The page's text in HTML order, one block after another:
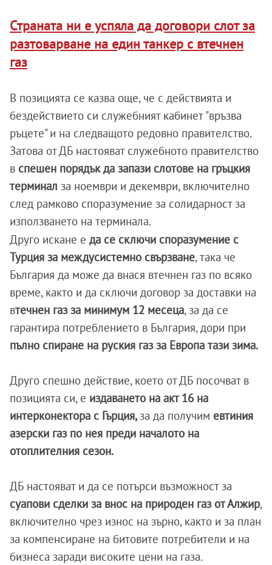
Страната ни е успяла да договори слот за
разтоварване на един танкер с втечнен
газ
В позицията се казва още, че с действията и
бездействието си служебният кабинет "връзва
ръцете" и на следващото редовно правителство.
Затова от ДБ настояват служебното правителство
в спешен порядък да запази слотове на гръцкия
терминал за ноември и декември, включително
след рамково споразумение за солидарност за
използването на терминала.
Друго искане е да се сключи споразумение с
Турция за междусистемно свързване, така че
България да може да внася втечнен газ по всяко
време, както и да сключи договор за доставки на
втечнен газ за минимум 12 месеца, за да се
гарантира потреблението в България, дори при
пълно спиране на руския газ за Европа тази зима.
Друго спешно действие, което от ДБ посочват в
позицията си, е издаването на акт 16 на
интерконектора с Гърция, за да получим евтиния
азерски газ по нея преди началото на
отоплителния сезон.
ДБ настояват и да се потърси възможност за
суапови сделки за внос на природен газ от Алжир,
включително чрез износ на зърно, както и за план
за компенсиране на битовите потребители и на
бизнеса заради високите цени на газа.